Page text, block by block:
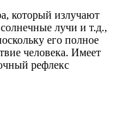
который излучают
лучи и т.д.,
его полное
человека. Имеет
рефлекс